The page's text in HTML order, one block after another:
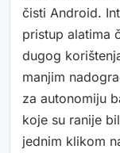
čisti Android.
pristup alatima
dugog
manjim
za autonomiju
koje su ranije
jednim klikom